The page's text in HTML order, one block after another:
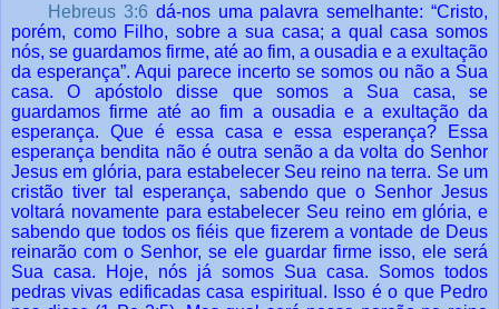
Hebreus 3:6 dá-nos uma palavra semelhante: “Cristo,
porém, como Filho, sobre a sua casa; a qual casa somos
nós, se guardamos firme, até ao fim, a ousadia e a exultação
da esperança”. Aqui parece incerto se somos ou não a Sua
casa. O apóstolo disse que somos a Sua casa, se
guardamos firme até ao fim a ousadia e a exultação da
esperança. Que é essa casa e essa esperança? Essa
esperança bendita não é outra senão a da volta do Senhor
Jesus em glória, para estabelecer Seu reino na terra. Se um
cristão tiver tal esperança, sabendo que o Senhor Jesus
voltará novamente para estabelecer Seu reino em glória, e
sabendo que todos os fiéis que fizerem a vontade de Deus
reinarão com o Senhor, se ele guardar firme isso, ele será
Sua casa. Hoje, nós já somos Sua casa. Somos todos
pedras vivas edificadas casa espiritual. Isso é o que Pedro